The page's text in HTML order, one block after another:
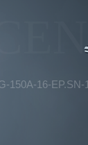
150A-16-